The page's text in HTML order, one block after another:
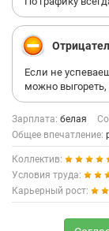
Если не
можно
Зарплата: белая
Общее впечатление:
Коллектив:
Условия труда:
Карьерный рост: